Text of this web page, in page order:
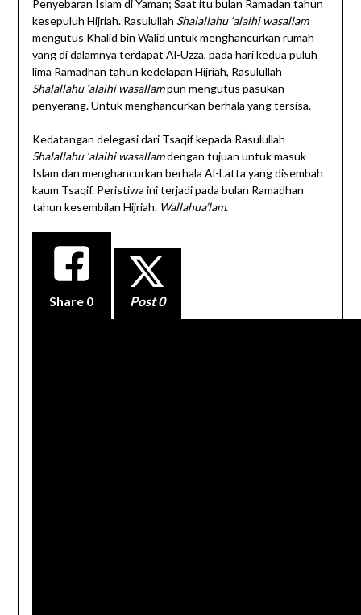
Penyebaran Islam di Yaman; Saat itu bulan Ramadan tahun
kesepuluh Hijriah. Rasulullah Shalallahu ‘alaihi wasallam
mengutus Khalid bin Walid untuk menghancurkan rumah
yang di dalamnya terdapat Al-Uzza, pada hari kedua puluh
lima Ramadhan tahun kedelapan Hijriah, Rasulullah
Shalallahu ‘alaihi wasallampun mengutus pasukan
penyerang. Untuk menghancurkan berhala yang tersisa.
Kedatangan delegasi dari Tsaqif kepada Rasulullah
Shalallahu ‘alaihi wasallamdengan tujuan untuk masuk
Islam dan menghancurkan berhala Al-Latta yang disembah
kaum Tsaqif. Peristiwa ini terjadi pada bulan Ramadhan
tahun kesembilan Hijriah. Wallahua’lam.
Share 0 Post 0